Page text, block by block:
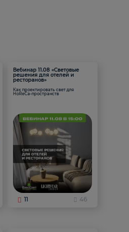
Вебинар 11.08 «Световые
решения для отелей и
ресторанов»
Как проектировать свет для
HoReCa-пространств
11 46